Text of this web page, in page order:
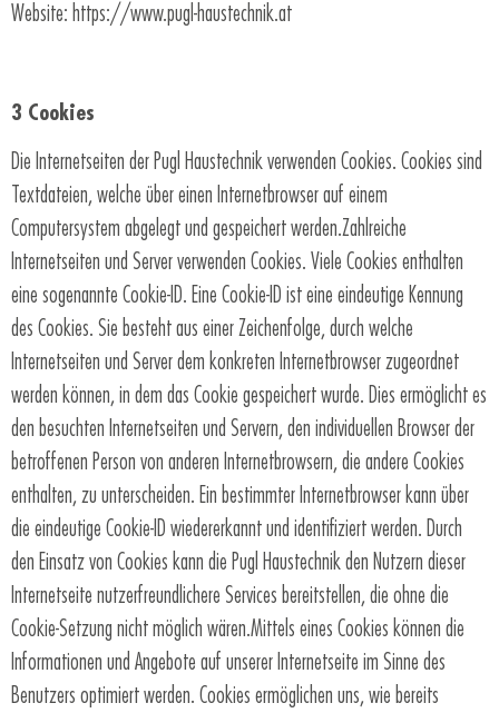
Website: https://www.pugl-haustechnik.at
3 Cookies
Die Internetseiten der Pugl Haustechnik verwenden Cookies. Cookies sind
Textdateien, welche über einen Internetbrowser auf einem
Computersystem abgelegt und gespeichert werden.Zahlreiche
Internetseiten und Server verwenden Cookies. Viele Cookies enthalten
eine sogenannte Cookie-ID. Eine Cookie-ID ist eine eindeutige Kennung
des Cookies. Sie besteht aus einer Zeichenfolge, durch welche
Internetseiten und Server dem konkreten Internetbrowser zugeordnet
werden können, in dem das Cookie gespeichert wurde. Dies ermöglicht es
den besuchten Internetseiten und Servern, den individuellen Browser der
betroffenen Person von anderen Internetbrowsern, die andere Cookies
enthalten, zu unterscheiden. Ein bestimmter Internetbrowser kann über
die eindeutige Cookie-ID wiedererkannt und identifiziert werden. Durch
den Einsatz von Cookies kann die Pugl Haustechnik den Nutzern dieser
Internetseite nutzerfreundlichere Services bereitstellen, die ohne die
Cookie-Setzung nicht möglich wären.Mittels eines Cookies können die
Informationen und Angebote auf unserer Internetseite im Sinne des
Benutzers optimiert werden. Cookies ermöglichen uns, wie bereits